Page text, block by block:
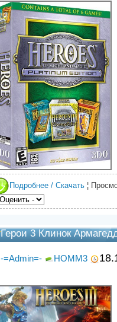
Подробнее / Скачать ¦
Герои 3 Клинок
-=Admin=- HOMM3